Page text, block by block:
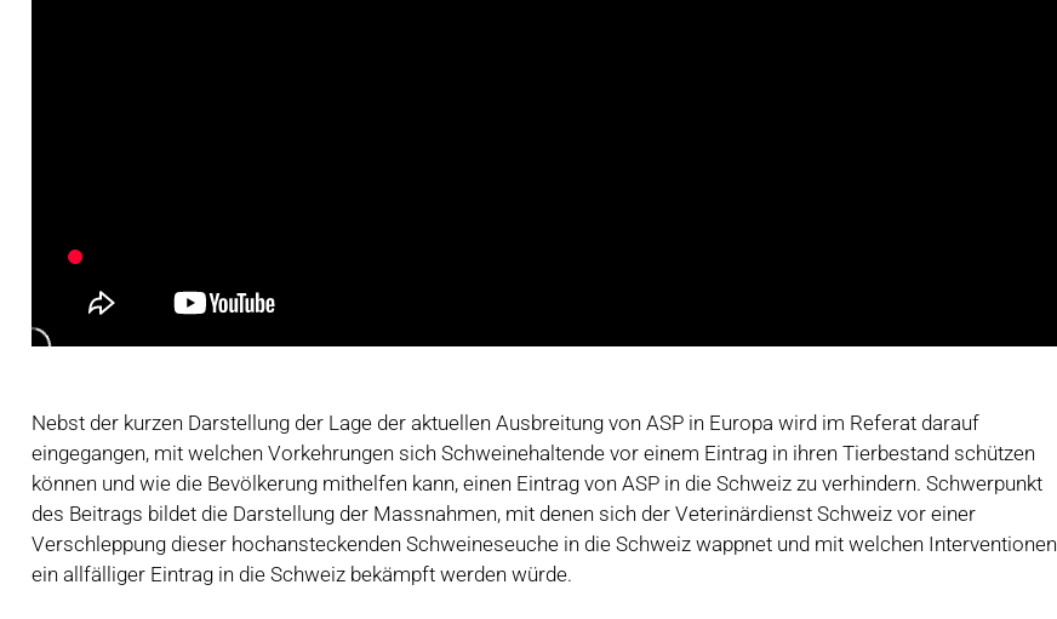
Nebst der kurzen Darstellung der Lage der aktuellen Ausbreitung von ASP in Europa wird im Referat darauf
eingegangen, mit welchen Vorkehrungen sich Schweinehaltende vor einem Eintrag in ihren Tierbestand schützen
können und wie die Bevölkerung mithelfen kann, einen Eintrag von ASP in die Schweiz zu verhindern. Schwerpunkt
des Beitrags bildet die Darstellung der Massnahmen, mit denen sich der Veterinärdienst Schweiz vor einer
Verschleppung dieser hochansteckenden Schweineseuche in die Schweiz wappnet und mit welchen Interventionen
ein allfälliger Eintrag in die Schweiz bekämpft werden würde.